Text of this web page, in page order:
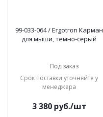
99-033-064 / Ergotron Карман
для мыши, темно-серый
Под заказ
Срок поставки уточняйте у
менеджера
3 380руб./шт